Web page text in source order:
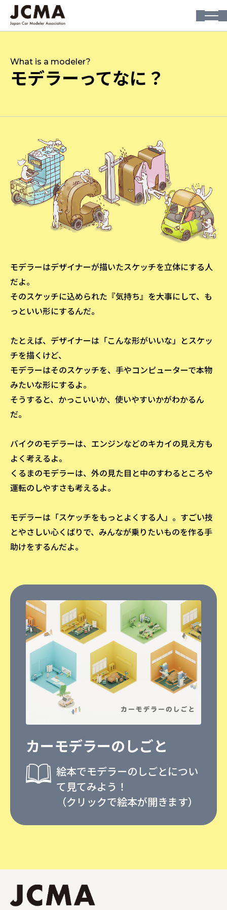
What is a modeler?
モデラーってなに？
モデラーはデザイナーが描いたスケッチを立体にする人
だよ。
そのスケッチに込められた『気持ち』を大事にして、も
っといい形にするんだ。
たとえば、デザイナーは「こんな形がいいな」とスケッ
チを描くけど、
モデラーはそのスケッチを、手やコンピューターで本物
みたいな形にするよ。
そうすると、かっこいいか、使いやすいかがわかるん
だ。
バイクのモデラーは、エンジンなどのキカイの見え方も
よく考えるよ。
くるまのモデラーは、外の見た目と中のすわるところや
運転のしやすさも考えるよ。
モデラーは「スケッチをもっとよくする人」。すごい技
とやさしい心くばりで、みんなが乗りたいものを作る手
助けをするんだよ。
カーモデラーのしごと
絵本でモデラーのしごとについ
て見てみよう！
（クリックで絵本が開きます）